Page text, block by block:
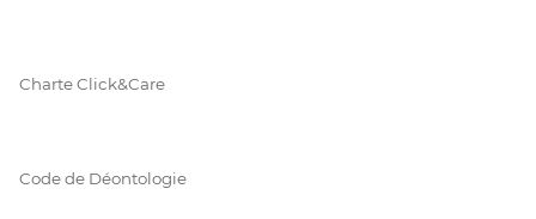
Charte Click&Care
Code de Déontologie